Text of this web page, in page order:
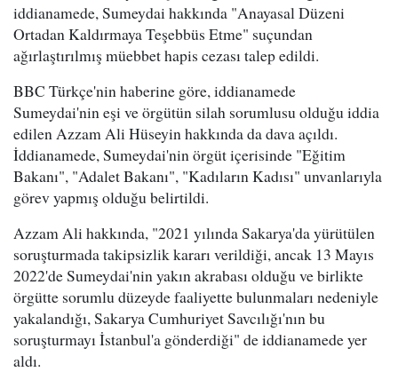
iddianamede, Sumeydai hakkında "Anayasal Düzeni
Ortadan Kaldırmaya Teşebbüs Etme" suçundan
ağırlaştırılmış müebbet hapis cezası talep edildi.
BBC Türkçe'nin haberine göre, iddianamede
Sumeydai'nin eşi ve örgütün silah sorumlusu olduğu iddia
edilen Azzam Ali Hüseyin hakkında da dava açıldı.
İddianamede, Sumeydai'nin örgüt içerisinde "Eğitim
Bakanı", "Adalet Bakanı", "Kadıların Kadısı" unvanlarıyla
görev yapmış olduğu belirtildi.
Azzam Ali hakkında, "2021 yılında Sakarya'da yürütülen
soruşturmada takipsizlik kararı verildiği, ancak 13 Mayıs
2022'de Sumeydai'nin yakın akrabası olduğu ve birlikte
örgütte sorumlu düzeyde faaliyette bulunmaları nedeniyle
yakalandığı, Sakarya Cumhuriyet Savcılığı'nın bu
soruşturmayı İstanbul'a gönderdiği" de iddianamede yer
aldı.